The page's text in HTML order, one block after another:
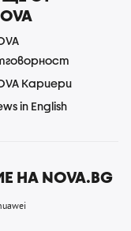
Кариери
in English
NOVA.BG